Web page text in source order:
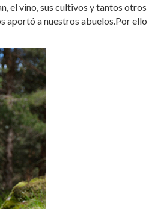
el vino, sus cultivos y tantos otros
aportó a nuestros abuelos.Por ello